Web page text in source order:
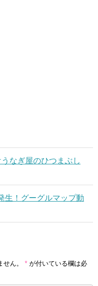
なぎ屋のひつまぶし
生！グーグルマップ動
ん。 * が付いている欄は必